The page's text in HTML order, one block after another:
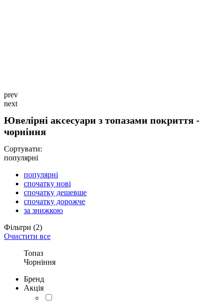
prev
next
Ювелірні аксесуари з топазами покриття -
чорніння
Сортувати:
популярні
популярні
спочатку нові
спочатку дешевше
спочатку дорожче
за знижкою
Фільтри (2)
Очистити все
Топаз
Чорніння
Бренд
Акція